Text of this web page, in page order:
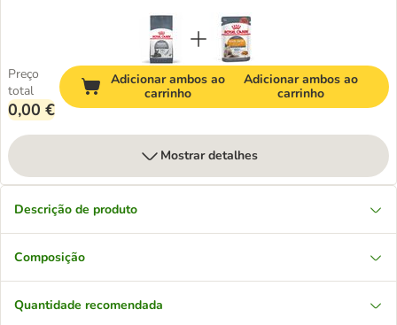
Preço
total
0,00 €
Adicionar ambos ao
carrinho
Adicionar ambos ao
carrinho
Mostrar detalhes
Descrição de produto
Composição
Quantidade recomendada